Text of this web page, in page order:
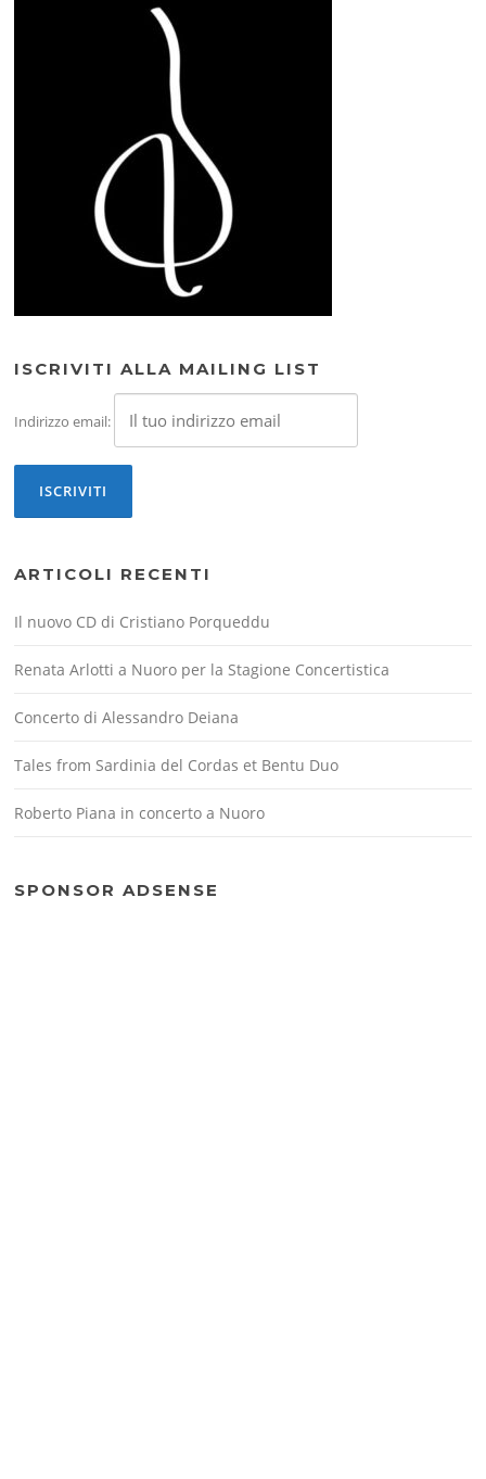
ISCRIVITI ALLA MAILING LIST
Indirizzo email:
ARTICOLI RECENTI
Il nuovo CD di Cristiano Porqueddu
Renata Arlotti a Nuoro per la Stagione Concertistica
Concerto di Alessandro Deiana
Tales from Sardinia del Cordas et Bentu Duo
Roberto Piana in concerto a Nuoro
SPONSOR ADSENSE